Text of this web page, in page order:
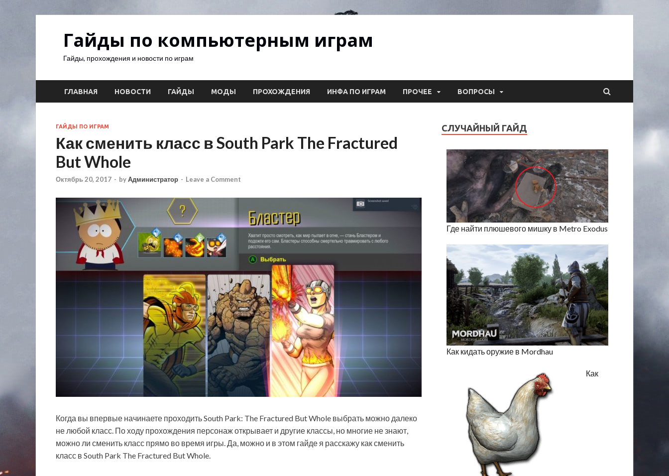
Гайды по компьютерным играм
Гайды, прохождения и новости по играм
ГЛАВНАЯ НОВОСТИ ГАЙДЫ МОДЫ ПРОХОЖДЕНИЯ ИНФА ПО ИГРАМ ПРОЧЕЕ ВОПРОСЫ
ГАЙДЫ ПО ИГРАМ
Как сменить класс в South Park The Fractured
But Whole
Октябрь 20, 2017 - byАдминистратор - Leave a Comment
Когда вы впервые начинаете проходить South Park: The Fractured But Whole выбрать можно далеко
не любой класс. По ходу прохождения персонаж открывает и другие классы, но многие не знают,
можно ли сменить класс прямо во время игры. Да, можно и в этом гайде я расскажу как сменить
класс в South Park The Fractured But Whole.
СЛУЧАЙНЫЙ ГАЙД
Где найти плюшевого мишку в Metro Exodus
Как кидать оружие в Mordhau
Как